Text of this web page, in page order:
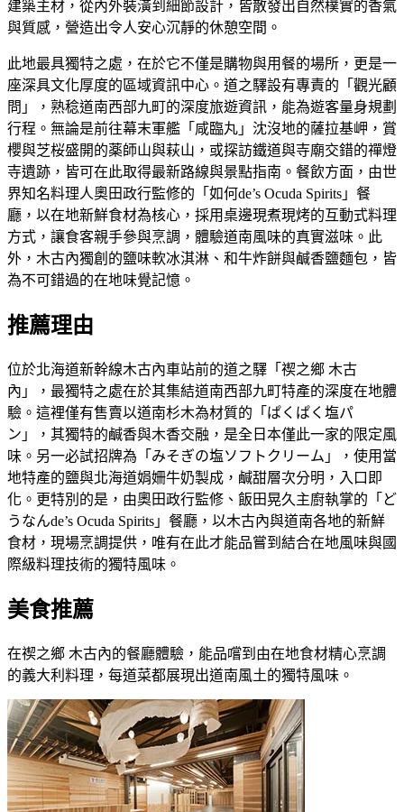
建築主材，從內外裝潢到細節設計，皆散發出自然樸實的香氣
與質感，營造出令人安心沉靜的休憩空間。
此地最具獨特之處，在於它不僅是購物與用餐的場所，更是一
座深具文化厚度的區域資訊中心。道之驛設有專責的「觀光顧
問」，熟稔道南西部九町的深度旅遊資訊，能為遊客量身規劃
行程。無論是前往幕末軍艦「咸臨丸」沈沒地的薩拉基岬，賞
櫻與芝桜盛開的薬師山與萩山，或探訪鐵道與寺廟交錯的禪燈
寺遺跡，皆可在此取得最新路線與景點指南。餐飲方面，由世
界知名料理人奧田政行監修的「如何de’s Ocuda Spirits」餐
廳，以在地新鮮食材為核心，採用桌邊現煮現烤的互動式料理
方式，讓食客親手參與烹調，體驗道南風味的真實滋味。此
外，木古內獨創的鹽味軟冰淇淋、和牛炸餅與鹹香鹽麵包，皆
為不可錯過的在地味覺記憶。
推薦理由
位於北海道新幹線木古內車站前的道之驛「禊之鄉 木古
內」，最獨特之處在於其集結道南西部九町特產的深度在地體
驗。這裡僅有售賣以道南杉木為材質的「ぱくぱく塩パ
ン」，其獨特的鹹香與木香交融，是全日本僅此一家的限定風
味。另一必試招牌為「みそぎの塩ソフトクリーム」，使用當
地特產的鹽與北海道娟姍牛奶製成，鹹甜層次分明，入口即
化。更特別的是，由奧田政行監修、飯田晃久主廚執掌的「ど
うなんde’s Ocuda Spirits」餐廳，以木古內與道南各地的新鮮
食材，現場烹調提供，唯有在此才能品嘗到結合在地風味與國
際級料理技術的獨特風味。
美食推薦
在禊之鄉 木古內的餐廳體驗，能品嚐到由在地食材精心烹調
的義大利料理，每道菜都展現出道南風土的獨特風味。